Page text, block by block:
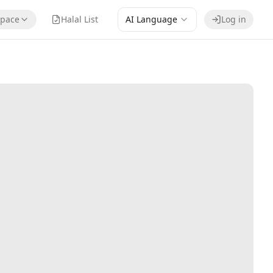
Halal List AI Language Log in